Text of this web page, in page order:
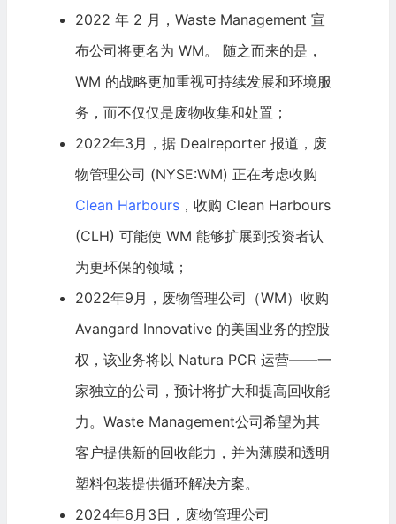
2022 年 2 月，Waste Management 宣
布公司将更名为 WM。 随之而来的是，
WM 的战略更加重视可持续发展和环境服
务，而不仅仅是废物收集和处置；
2022年3月，据 Dealreporter 报道，废
物管理公司 (NYSE:WM) 正在考虑收购
Clean Harbours，收购 Clean Harbours
(CLH) 可能使 WM 能够扩展到投资者认
为更环保的领域；
2022年9月，废物管理公司（WM）收购
Avangard Innovative 的美国业务的控股
权，该业务将以 Natura PCR 运营——一
家独立的公司，预计将扩大和提高回收能
力。Waste Management公司希望为其
客户提供新的回收能力，并为薄膜和透明
塑料包装提供循环解决方案。
2024年6月3日，废物管理公司